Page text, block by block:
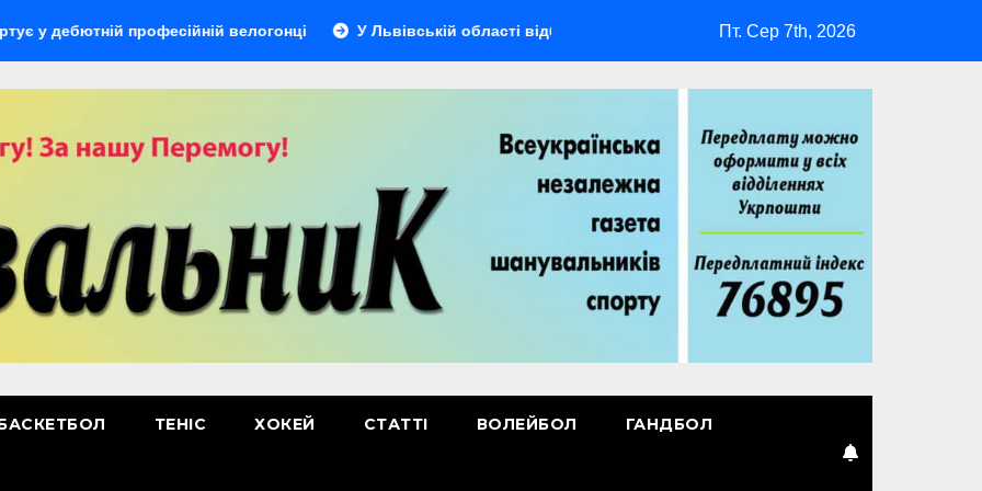
професійній велогонці У Львівській області відбудеться мультиспортивний табір ГАРТ 2026 – як долучитися
Пт. Сер 7th, 2026
ТЕНІС ХОКЕЙ СТАТТІ ВОЛЕЙБОЛ ГАНДБОЛ